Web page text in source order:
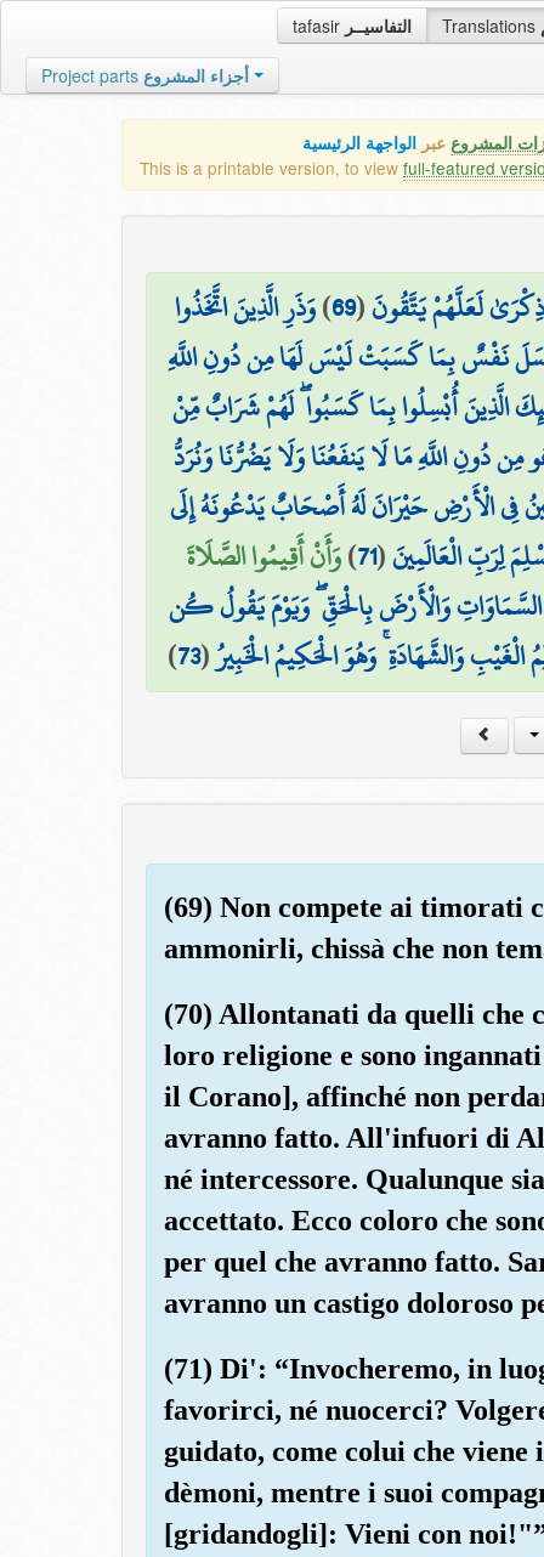
tafasir التفاسيــر Translations
Project parts أجزاء المشروع
المشروع عبر الواجهة الرئيسية
This is a printable version, to view full-featured
لَعَلَّهُمْ يَتَّقُونَ(
69
)وَذَرِ الَّذِينَ اتَّخَذُوا
تُبْسَلَ نَفْسٌ بِمَا كَسَبَتْ لَيْسَ لَهَا مِن دُونِ اللَّهِ
الَّذِينَ أُبْسِلُوا بِمَا كَسَبُوا ۖ لَهُمْ شَرَابٌ مِّنْ
مِن دُونِ اللَّهِ مَا لَا يَنفَعُنَا وَلَا يَضُرُّنَا وَنُرَدُّ
فِي الْأَرْضِ حَيْرَانَ لَهُ أَصْحَابٌ يَدْعُونَهُ إِلَى
لِرَبِّ الْعَالَمِينَ(
71
)وَأَنْ أَقِيمُوا الصَّلَاةَ
وَالْأَرْضَ بِالْحَقِّ ۖ وَيَوْمَ يَقُولُ كُن
وَالشَّهَادَةِ ۚ وَهُوَ الْحَكِيمُ الْخَبِيرُ(
73
)
(69) Non compete ai timorati
ammonirli, chissà che non
(70) Allontanati da quelli che
loro religione e sono
il Corano], affinché non
avranno fatto. All'infuori di
né intercessore. Qualunque
accettato. Ecco coloro che
per quel che avranno fatto.
avranno un castigo doloroso
(71) Di': “Invocheremo, in
favorirci, né nuocerci?
guidato, come colui che
dèmoni, mentre i suoi
[gridandogli]: Vieni con